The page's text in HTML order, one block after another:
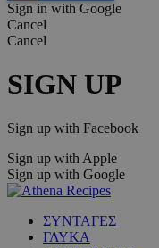
Sign in with Google
Cancel
Cancel
SIGN UP
Sign up with Facebook
Sign up with Apple
Sign up with Google
ΣΥΝΤΑΓΕΣ
ΓΛΥΚΑ